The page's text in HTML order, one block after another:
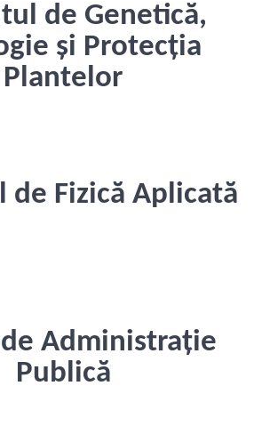
de Genetică,
și Protecția
Plantelor
Fizică Aplicată
Administrație
Publică